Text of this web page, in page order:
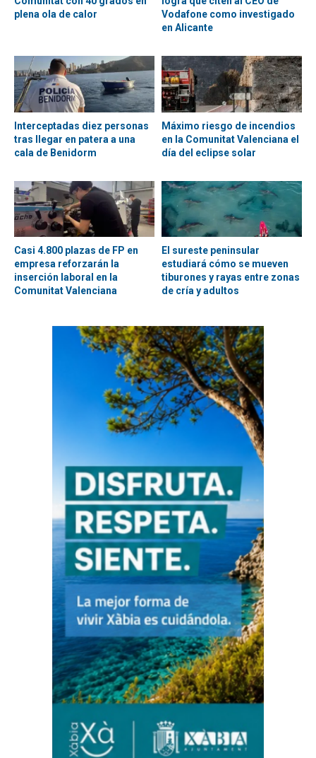
plena ola de calor
Vodafone como investigado
en Alicante
Interceptadas diez personas
tras llegar en patera a una
cala de Benidorm
Máximo riesgo de incendios
en la Comunitat Valenciana el
día del eclipse solar
Casi 4.800 plazas de FP en
empresa reforzarán la
inserción laboral en la
Comunitat Valenciana
El sureste peninsular
estudiará cómo se mueven
tiburones y rayas entre zonas
de cría y adultos